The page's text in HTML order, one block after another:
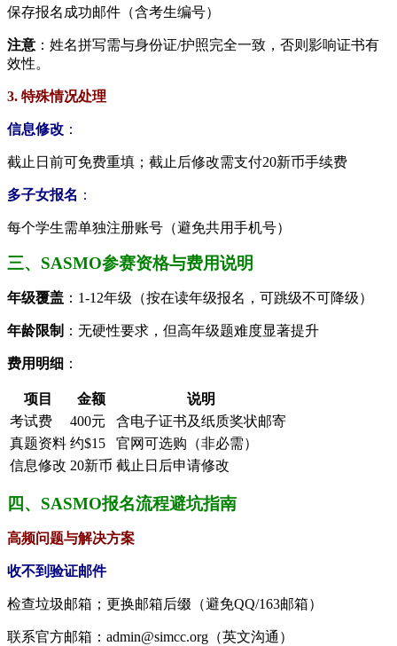
保存报名成功邮件（含考生编号）
​注意​ ​：姓名拼写需与身份证/护照完全一致，否则影响证书有
效性。
​3. 特殊情况处理​
​信息修改​ ​：
截止日前可免费重填；截止后修改需支付20新币手续费
​多子女报名​ ​：
每个学生需单独注册账号（避免共用手机号）
​​三、SASMO参赛资格与费用说明​
​年级覆盖​ ​：1-12年级（按在读年级报名，可跳级不可降级）
​年龄限制​ ​：无硬性要求，但高年级题难度显著提升
​费用明细​ ​：
项目 金额
说明
考试费
400元
含电子证书及纸质奖状邮寄
真题资料 约$15
官网可选购（非必需）
信息修改 20新币 截止日后申请修改
四、SASMO报名流程避坑指南​
​高频问题与解决方案​
​收不到验证邮件​
检查垃圾邮箱；更换邮箱后缀（避免QQ/163邮箱）
联系官方邮箱：admin@simcc.org（英文沟通）